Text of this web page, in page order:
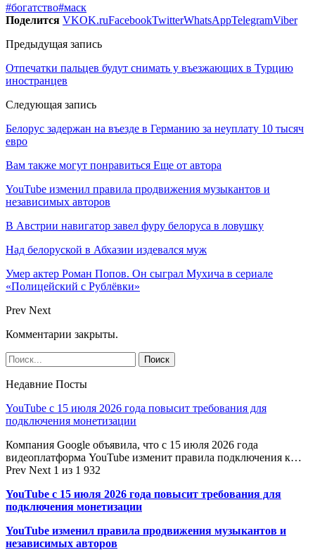
#богатство#маск
Поделится VKOK.ruFacebookTwitterWhatsAppTelegramViber
Предыдущая запись
Отпечатки пальцев будут снимать у въезжающих в Турцию
иностранцев
Следующая запись
Белорус задержан на въезде в Германию за неуплату 10 тысяч
евро
Вам также могут понравиться Еще от автора
YouTube изменил правила продвижения музыкантов и
независимых авторов
В Австрии навигатор завел фуру белоруса в ловушку
Над белоруской в Абхазии издевался муж
Умер актер Роман Попов. Он сыграл Мухича в сериале
«Полицейский с Рублёвки»
Prev Next
Комментарии закрыты.
Недавние Посты
YouTube с 15 июля 2026 года повысит требования для
подключения монетизации
Компания Google объявила, что с 15 июля 2026 года
видеоплатформа YouTube изменит правила подключения к…
Prev Next 1 из 1 932
YouTube с 15 июля 2026 года повысит требования для
подключения монетизации
YouTube изменил правила продвижения музыкантов и
независимых авторов